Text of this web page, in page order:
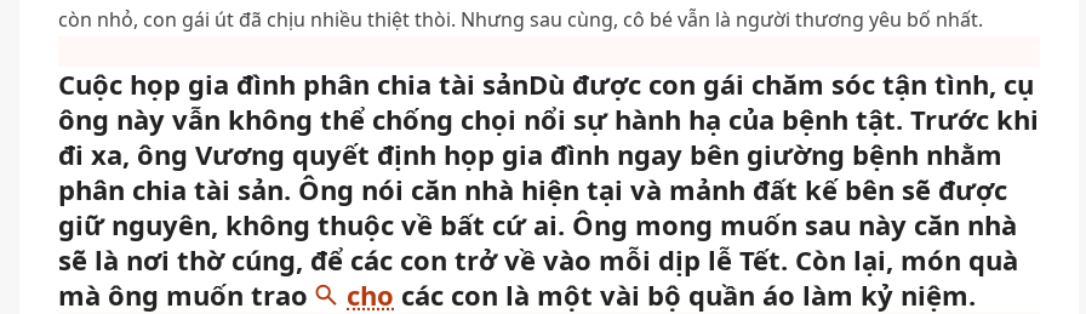
còn nhỏ, con gái út đã chịu nhiều thiệt thòi. Nhưng sau cùng, cô bé vẫn là người thương yêu bố nhất.
Cuộc họp gia đình phân chia tài sảnDù được con gái chăm sóc tận tình, cụ
ông này vẫn không thể chống chọi nổi sự hành hạ của bệnh tật. Trước khi
đi xa, ông Vương quyết định họp gia đình ngay bên giường bệnh nhằm
phân chia tài sản. Ông nói căn nhà hiện tại và mảnh đất kế bên sẽ được
giữ nguyên, không thuộc về bất cứ ai. Ông mong muốn sau này căn nhà
sẽ là nơi thờ cúng, để các con trở về vào mỗi dịp lễ Tết. Còn lại, món quà
mà ông muốn trao
cho các con là một vài bộ quần áo làm kỷ niệm.